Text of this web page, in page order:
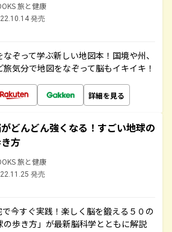
旅と健康
発売
ぞって学ぶ新しい地図本！国境や州、
気分で地図をなぞって脳もイキイキ！
詳細を見る
どんどん強くなる！すごい地球の
方
旅と健康
発売
今すぐ実践！楽しく脳を鍛える５０の
の歩き方」が最新脳科学とともに解説